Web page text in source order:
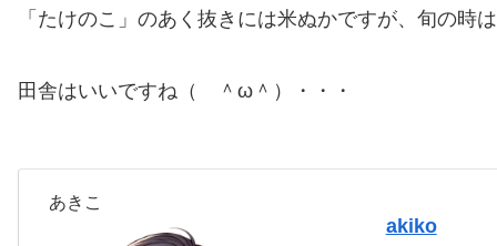
「たけのこ」のあく抜きには米ぬかですが、旬の時
田舎はいいですね（ ＾ω＾）・・・
あきこ
akiko